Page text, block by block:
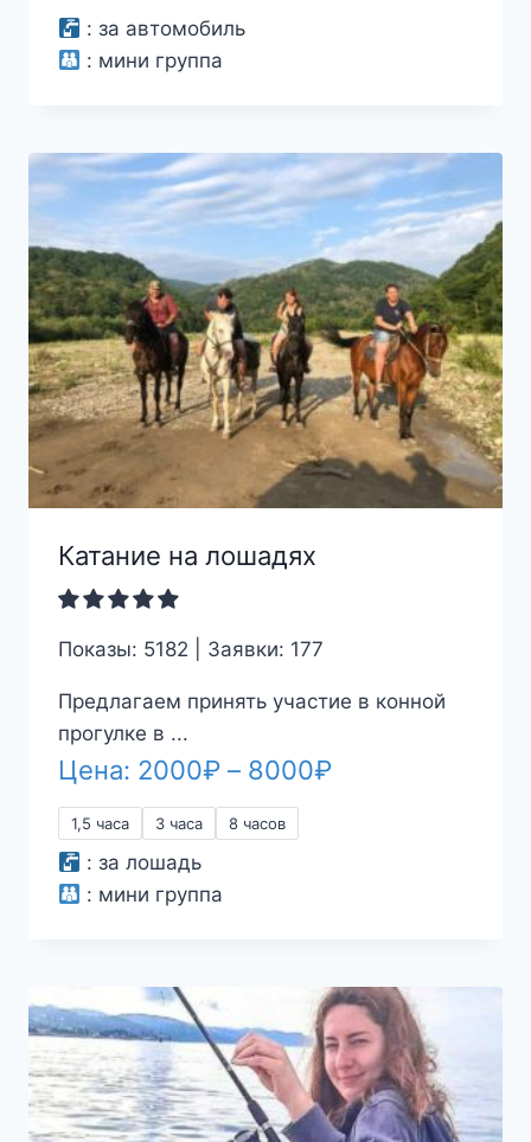
: за автомобиль
: мини группа
Катание на лошадях
Показы: 5182 | Заявки: 177
Предлагаем принять участие в конной
прогулке в ...
Цена: 2000₽ – 8000₽Диапазон
1,5 часа 3 часа 8 часов
: за лошадь
: мини группа